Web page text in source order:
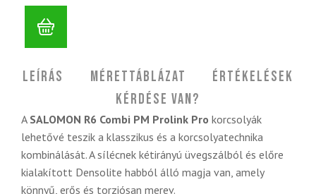
Leírás Mérettáblázat
Értékelések
Kérdése van?
A SALOMON R6 Combi PM Prolink Pro korcsolyák
lehetővé teszik a klasszikus és a korcsolyatechnika
kombinálását. A sílécnek kétirányú üvegszálból és előre
kialakított Densolite habból álló magja van, amely
könnyű, erős és torziósan merev.